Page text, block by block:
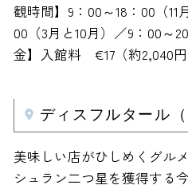
観時間】9：00～18：00（11
00（3月と10月）／9：00～
金】入館料 €17（約2,040円
ディスフルタール
美味しい店がひしめくグル
シュラン二つ星を獲得する